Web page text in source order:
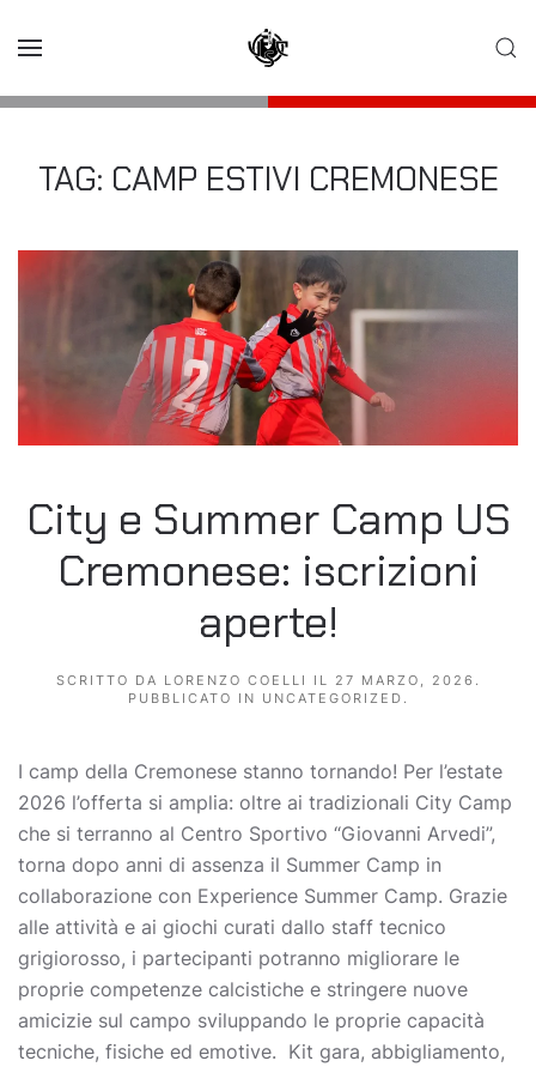
TAG: CAMP ESTIVI CREMONESE
City e Summer Camp US
Cremonese: iscrizioni
aperte!
SCRITTO DA LORENZO COELLI IL 27 MARZO, 2026 .
PUBBLICATO IN UNCATEGORIZED .
I camp della Cremonese stanno tornando! Per l’estate
2026 l’offerta si amplia: oltre ai tradizionali City Camp
che si terranno al Centro Sportivo “Giovanni Arvedi”,
torna dopo anni di assenza il Summer Camp in
collaborazione con Experience Summer Camp. Grazie
alle attività e ai giochi curati dallo staff tecnico
grigiorosso, i partecipanti potranno migliorare le
proprie competenze calcistiche e stringere nuove
amicizie sul campo sviluppando le proprie capacità
tecniche, fisiche ed emotive. Kit gara, abbigliamento,